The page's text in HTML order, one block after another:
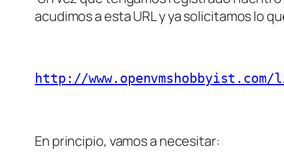
acudimos a esta URL y ya solicitamos lo
http://www.openvmshobbyist.com/
En principio, vamos a necesitar: